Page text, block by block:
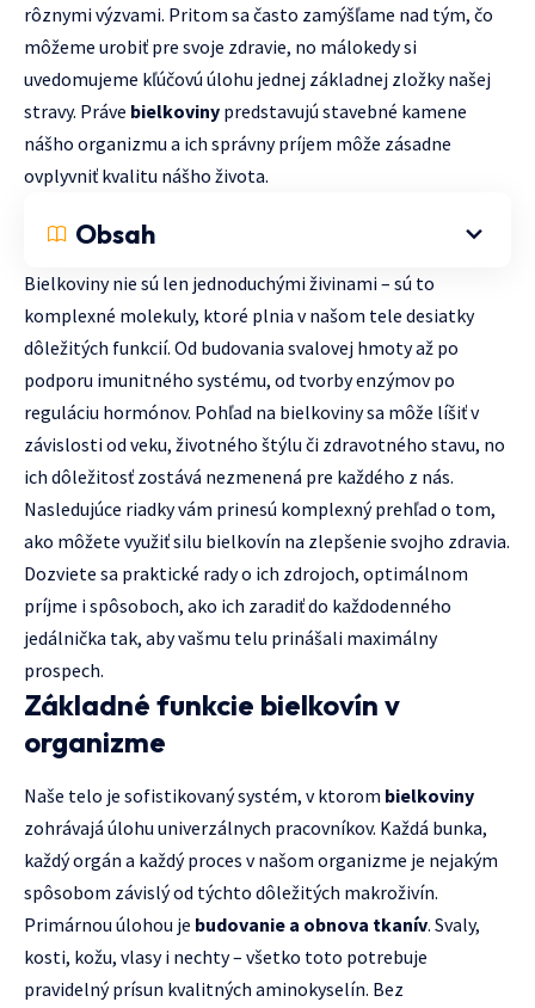
rôznymi výzvami. Pritom sa často zamýšľame nad tým, čo
môžeme urobiť pre svoje zdravie, no málokedy si
uvedomujeme kľúčovú úlohu jednej základnej zložky našej
stravy. Práve bielkoviny predstavujú stavebné kamene
nášho organizmu a ich správny príjem môže zásadne
ovplyvniť kvalitu nášho života.
Obsah
Bielkoviny nie sú len jednoduchými živinami – sú to
komplexné molekuly, ktoré plnia v našom tele desiatky
dôležitých funkcií. Od budovania svalovej hmoty až po
podporu imunitného systému, od tvorby enzýmov po
reguláciu hormónov. Pohľad na bielkoviny sa môže líšiť v
závislosti od veku, životného štýlu či zdravotného stavu, no
ich dôležitosť zostává nezmenená pre každého z nás.
Nasledujúce riadky vám prinesú komplexný prehľad o tom,
ako môžete využiť silu bielkovín na zlepšenie svojho zdravia.
Dozviete sa praktické rady o ich zdrojoch, optimálnom
príjme i spôsoboch, ako ich zaradiť do každodenného
jedálnička tak, aby vašmu telu prinášali maximálny
prospech.
Základné funkcie bielkovín v
organizme
Naše telo je sofistikovaný systém, v ktorom bielkoviny
zohrávajá úlohu univerzálnych pracovníkov. Každá bunka,
každý orgán a každý proces v našom organizme je nejakým
spôsobom závislý od týchto dôležitých makroživín.
Primárnou úlohou je budovanie a obnova tkanív. Svaly,
kosti, kožu, vlasy i nechty – všetko toto potrebuje
pravidelný prísun kvalitných aminokyselín. Bez